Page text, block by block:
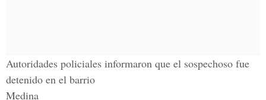
Autoridades policiales informaron que el sospechoso fue
detenido en el barrio
Medina